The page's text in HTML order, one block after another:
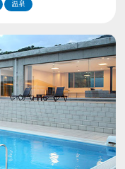
温泉